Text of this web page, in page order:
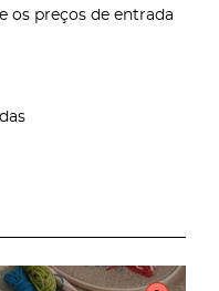
os preços de entrada